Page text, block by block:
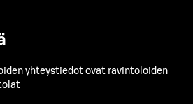
yhteystiedot ovat ravintoloiden